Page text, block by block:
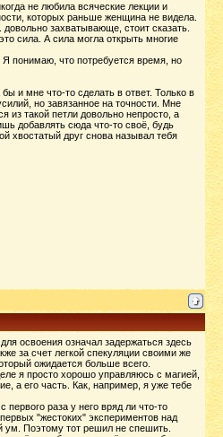
не любила всяческие лекции и
которых раньше женщина не видела.
захватывающе, стоит сказать.
сила. А сила могла открыть многие
понимаю, что потребуется время, но
и мне что-то сделать в ответ. Только в
но завязанное на точности. Мне
из такой петли довольно непросто, а
добавлять сюда что-то своё, будь
хвостатый друг снова называл тебя
освоения означал задержаться здесь
за счет легкой спекуляции своими же
ожидается больше всего.
я просто хорошо управляюсь с магией,
а его часть. Как, например, я уже тебе
раза у него вряд ли что-то
"жестоких" экспериментов над
ум. Поэтому тот решил не спешить.